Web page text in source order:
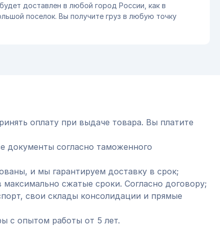
доставлен в любой город России, как в
поселок. Вы получите груз в любую точку
оплату при выдаче товара. Вы платите
документы согласно таможенного
и мы гарантируем доставку в срок;
сжатые сроки. Согласно договору;
свои склады консолидации и прямые
с опытом работы от 5 лет.